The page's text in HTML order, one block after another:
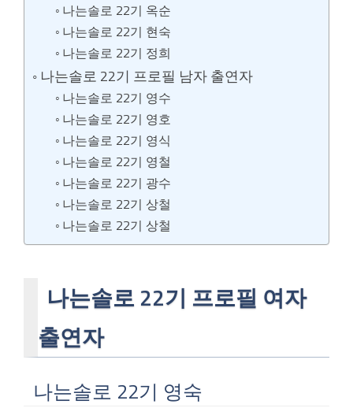
나는솔로 22기 옥순
나는솔로 22기 현숙
나는솔로 22기 정희
나는솔로 22기 프로필 남자 출연자
나는솔로 22기 영수
나는솔로 22기 영호
나는솔로 22기 영식
나는솔로 22기 영철
나는솔로 22기 광수
나는솔로 22기 상철
나는솔로 22기 상철
나는솔로 22기 프로필 여자
출연자
나는솔로 22기 영숙